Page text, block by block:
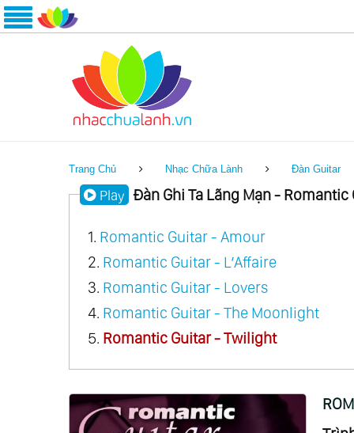
Trang Chủ Nhạc Chữa Lành Đàn Guitar
Play Đàn Ghi Ta Lãng Mạn - Romantic
1. Romantic Guitar - Amour
2. Romantic Guitar - L’Affaire
3. Romantic Guitar - Lovers
4. Romantic Guitar - The Moonlight
5. Romantic Guitar - Twilight